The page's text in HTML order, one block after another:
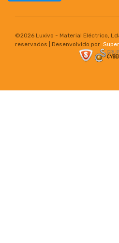
©2026 Luxivo - Material Eléctrico,
reservados | Desenvolvido por: